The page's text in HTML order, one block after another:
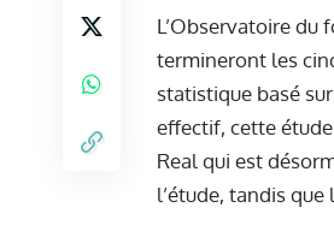
L’Observatoire du
termineront les
statistique basé
effectif, cette
Real qui est
l’étude, tandis